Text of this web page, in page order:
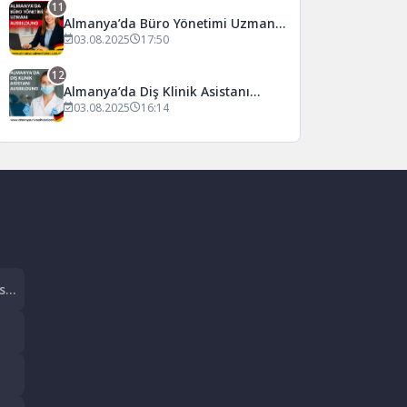
11
Almanya’da Büro Yönetimi Uzmanı
Ausbildung
03.08.2025 17:50
12
Almanya’da Diş Klinik Asistanı
Ausbildung
03.08.2025 16:14